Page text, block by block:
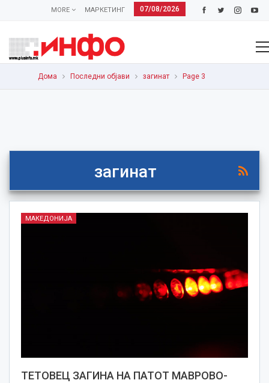
07/08/2026
МАРКЕТИНГ
MORE
Дома Последни објави загинат Page 3
загинат
МАКЕДОНИЈА
ТЕТОВЕЦ ЗАГИНА НА ПАТОТ МАВРОВО-